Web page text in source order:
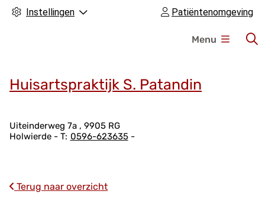
Instellingen Patiëntenomgeving
Huisartspraktijk S. Patandin
f
d
Menu
A
d
s
Uiteinderweg 7a
9905 RG
Holwierde
0596-623635
Terug naar overzicht